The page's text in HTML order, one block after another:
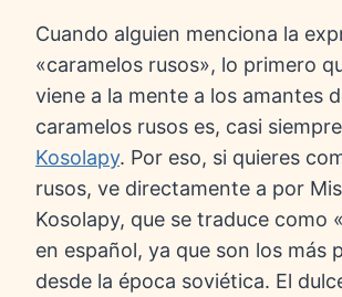
Cuando alguien menciona la
«caramelos rusos», lo primero
viene a la mente a los amantes
caramelos rusos es, casi
Kosolapy. Por eso, si quieres
rusos, ve directamente a por
Kosolapy, que se traduce como «
en español, ya que son los más
desde la época soviética. El